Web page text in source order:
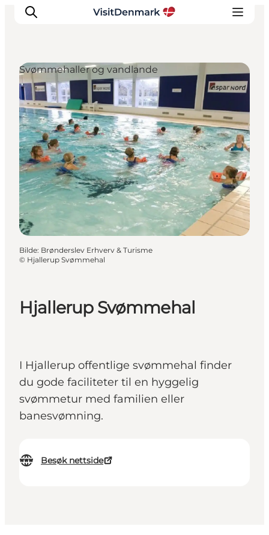
Inspirasjon
Reisemål
Aktiviteter
Overnatting
Planlegg reisen
Hjallerup Svømmehal
I Hjallerup offentlige svømmehal finder
du gode faciliteter til en hyggelig
svømmetur med familien eller
banesvømning.
Besøk nettside
Svømmehaller og vandlande
Bilde: Brønderslev Erhverv & Turisme
© Hjallerup Svømmehal